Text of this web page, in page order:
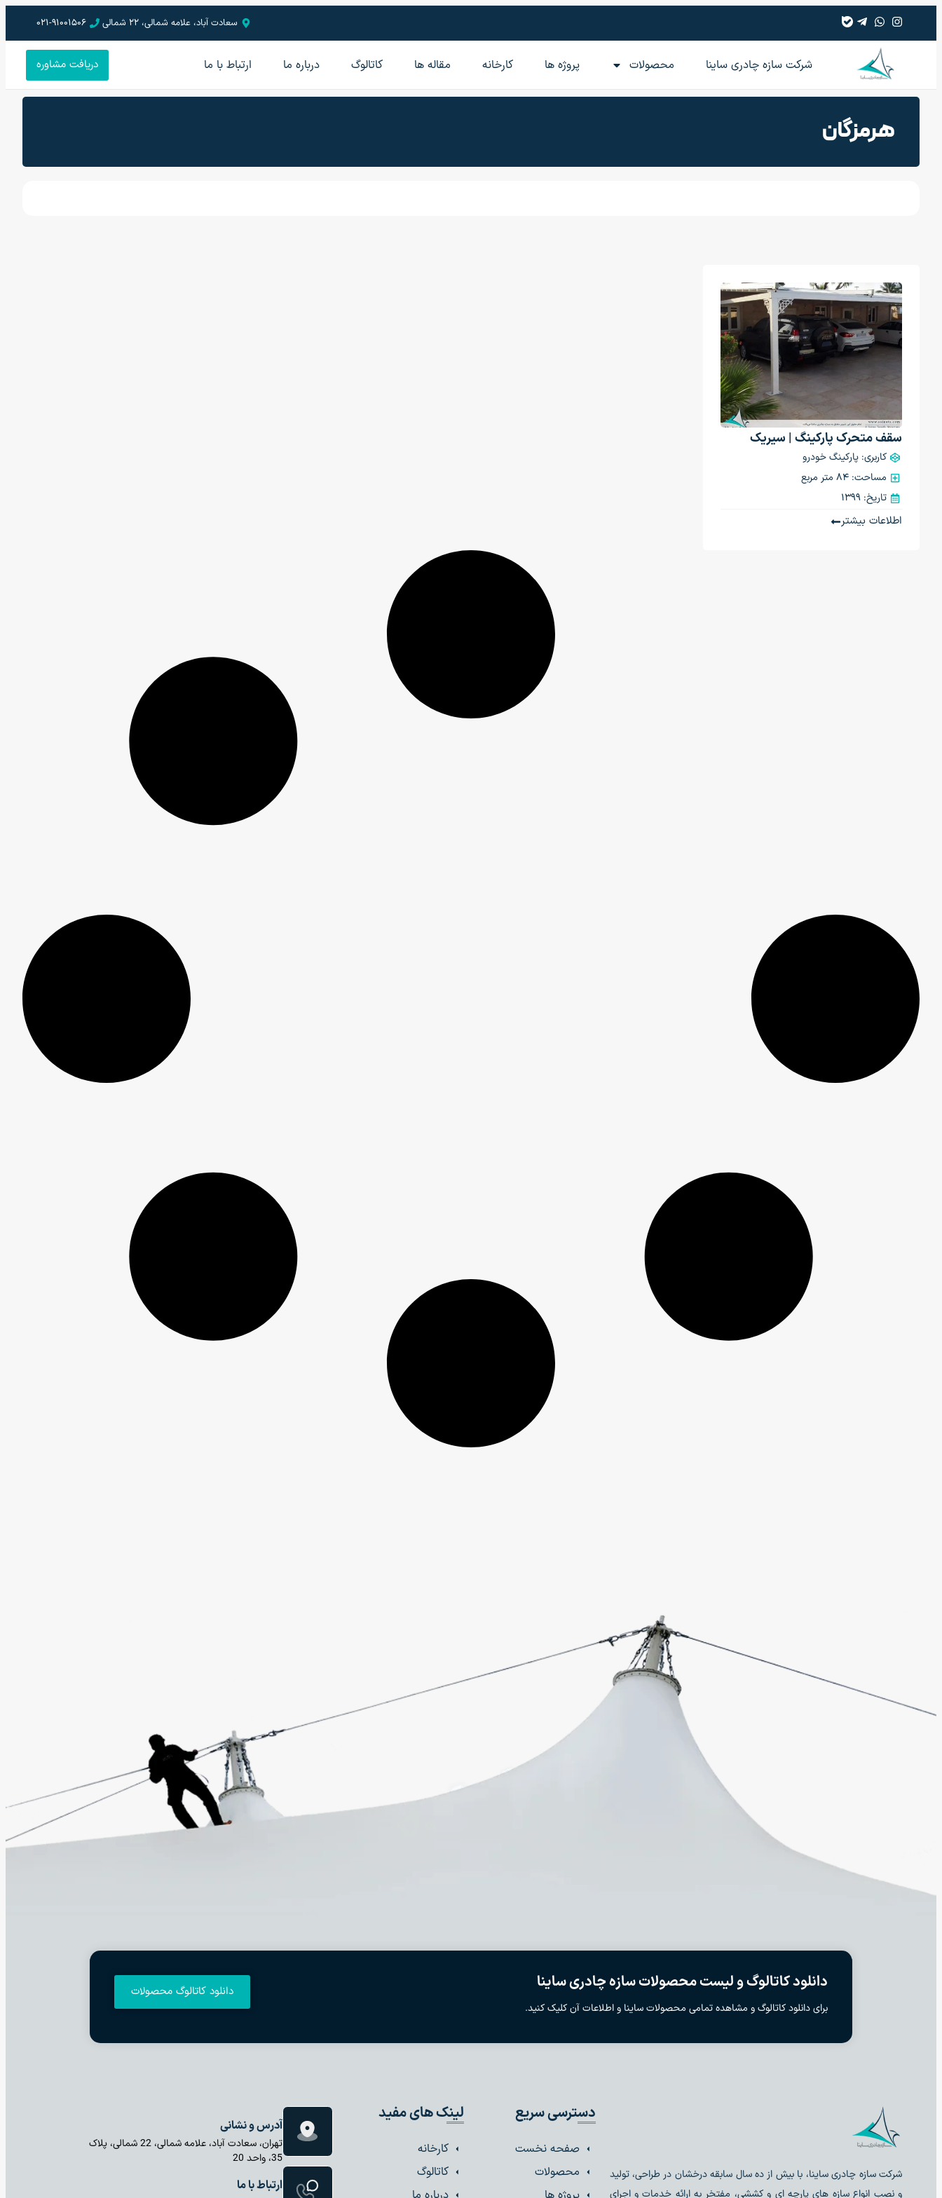
سعادت آباد، علامه شمالی، 22 شمالی 021-91001506
شرکت سازه چادری ساینا محصولات پروژه ها کارخانه مقاله‌ ها کاتالوگ درباره ما ارتباط با ما دریافت مشاوره
هرمزگان
سقف متحرک پارکینگ | سیریک
کاربری: پارکینگ خودرو
مساحت: 84 متر مربع
تاریخ: 1399
اطلاعات بیشتر
دانلود کاتالوگ و لیست محصولات سازه چادری ساینا
برای دانلود کاتالوگ و مشاهده تمامی محصولات ساینا و اطلاعات آن کلیک کنید.
دانلود کاتالوگ محصولات
شرکت سازه چادری ساینا، با بیش از ده سال سابقه درخشان در طراحی، تولید
و نصب انواع سازه های پارچه ای و کششی، مفتخر به ارائه خدمات و اجرای
دسترسی سریع
صفحه نخست
محصولات
لینک های مفید
کارخانه
کاتالوگ
آدرس و نشانی
تهران، سعادت آباد، علامه شمالی، 22 شمالی، پلاک
35، واحد 20
ارتباط با ما